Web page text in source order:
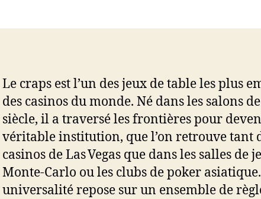
le
d’Été
et
pour
vos
Gains
Le craps est l’un des jeux de table les plus
des casinos du monde. Né dans les salons
siècle, il a traversé les frontières pour
véritable institution, que l’on retrouve tant
casinos de Las Vegas que dans les salles de
Monte‑Carlo ou les clubs de poker
universalité repose sur un ensemble de